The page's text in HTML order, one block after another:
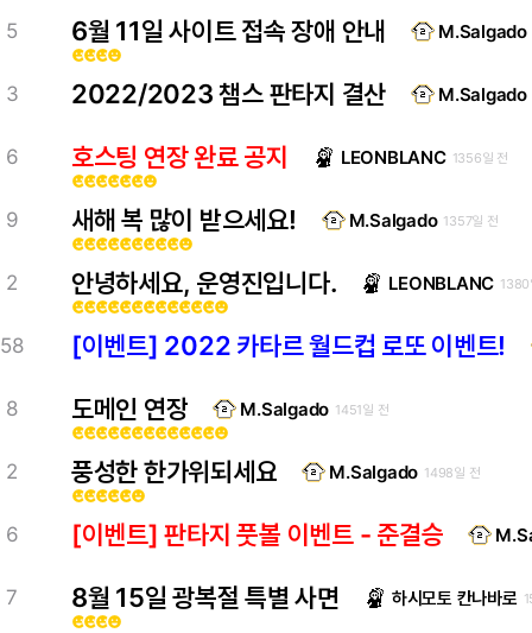
5
emoji_emotionsemoji_emotionsemoji_emotionsemoji_emotions
6월 11일 사이트 접속 장애 안내 M.Salgado
3 2022/2023 챔스 판타지 결산 M.Salgado
6
emoji_emotionsemoji_emotionsemoji_emotionsemoji_emotionsemoji_emotionsemoji_emotionsemoji_emotions
호스팅 연장 완료 공지 LEONBLANC 1356일 전
9
emoji_emotionsemoji_emotionsemoji_emotionsemoji_emotionsemoji_emotionsemoji_emotionsemoji_emotionsemoji_emotionsemoji_emotionsemoji_emotions
새해 복 많이 받으세요! M.Salgado 1357일 전
2
emoji_emotionsemoji_emotionsemoji_emotionsemoji_emotionsemoji_emotionsemoji_emotionsemoji_emotionsemoji_emotionsemoji_emotionsemoji_emotionsemoji_emotionsemoji_emotionsemoji_emotions
안녕하세요, 운영진입니다. LEONBLANC 1380
58 [이벤트] 2022 카타르 월드컵 로또 이벤트!
8
emoji_emotionsemoji_emotionsemoji_emotionsemoji_emotionsemoji_emotionsemoji_emotionsemoji_emotionsemoji_emotionsemoji_emotionsemoji_emotionsemoji_emotionsemoji_emotionsemoji_emotions
도메인 연장 M.Salgado 1451일 전
2
emoji_emotionsemoji_emotionsemoji_emotionsemoji_emotionsemoji_emotionsemoji_emotions
풍성한 한가위되세요 M.Salgado 1498일 전
6 [이벤트] 판타지 풋볼 이벤트 - 준결승
7
emoji_emotionsemoji_emotionsemoji_emotionsemoji_emotions
8월 15일 광복절 특별 사면 하시모토 칸나바로